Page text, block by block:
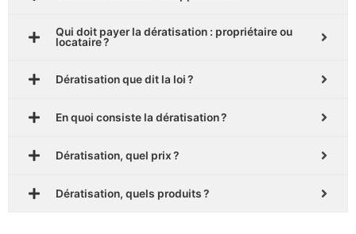
Qui doit payer la dératisation : propriétaire ou
locataire ?
Dératisation que dit la loi ?
En quoi consiste la dératisation ?
Dératisation, quel prix ?
Dératisation, quels produits ?